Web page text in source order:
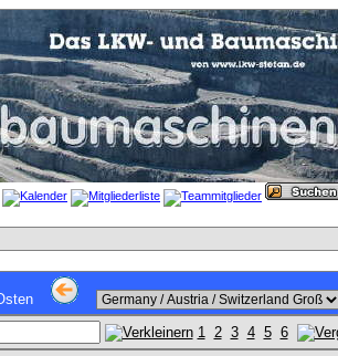
1 2 3 4 5 6